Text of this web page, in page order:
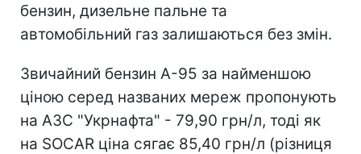
бензин, дизельне пальне та
автомобільний газ залишаються без змін.
Звичайний бензин А-95 за найменшою
ціною серед названих мереж пропонують
на АЗС "Укрнафта" - 79,90 грн/л, тоді як
на SOCAR ціна сягає 85,40 грн/л (різниця